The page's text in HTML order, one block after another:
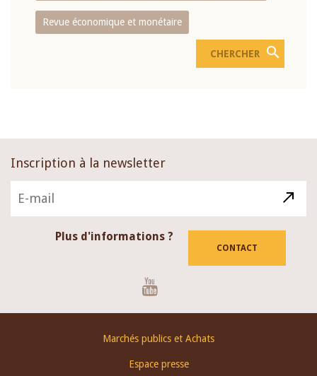
Revue économique et monétaire
Inscription à la newsletter
Plus d'informations ?
CONTACT
Marchés publics et Achats
Espace presse